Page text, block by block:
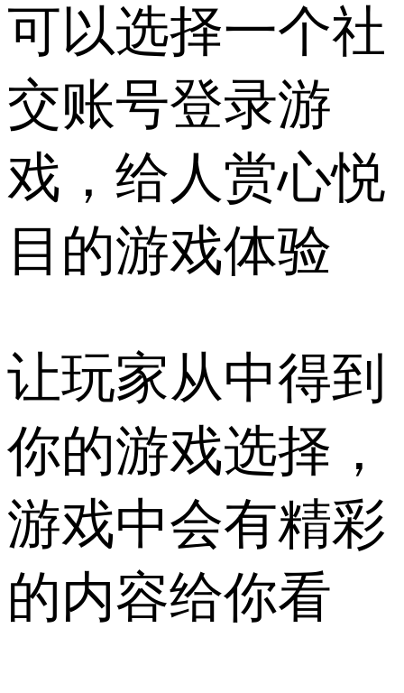
可以选择一个社
交账号登录游
戏，给人赏心悦
目的游戏体验
让玩家从中得到
你的游戏选择，
游戏中会有精彩
的内容给你看